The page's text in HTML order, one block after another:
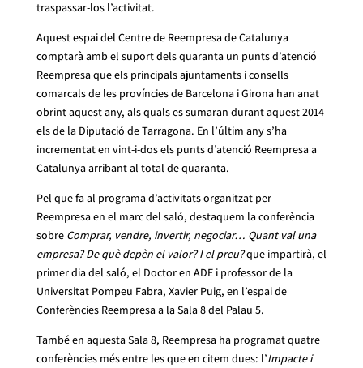
traspassar-los l’activitat.
Aquest espai del Centre de Reempresa de Catalunya
comptarà amb el suport dels quaranta un punts d’atenció
Reempresa que els principals ajuntaments i consells
comarcals de les províncies de Barcelona i Girona han anat
obrint aquest any, als quals es sumaran durant aquest 2014
els de la Diputació de Tarragona. En l’últim any s’ha
incrementat en vint-i-dos els punts d’atenció Reempresa a
Catalunya arribant al total de quaranta.
Pel que fa al programa d’activitats organitzat per
Reempresa en el marc del saló, destaquem la conferència
sobre Comprar, vendre, invertir, negociar… Quant val una
empresa? De què depèn el valor? I el preu?que impartirà, el
primer dia del saló, el Doctor en ADE i professor de la
Universitat Pompeu Fabra, Xavier Puig, en l’espai de
Conferències Reempresa a la Sala 8 del Palau 5.
També en aquesta Sala 8, Reempresa ha programat quatre
conferències més entre les que en citem dues: l’Impacte i